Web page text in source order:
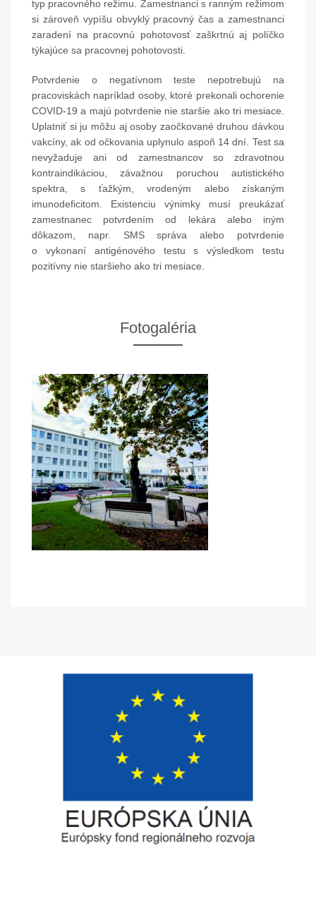
typ pracovného režimu. Zamestnanci s ranným režimom
si zároveň vypíšu obvyklý pracovný čas a zamestnanci
zaradení na pracovnú pohotovosť zaškrtnú aj políčko
týkajúce sa pracovnej pohotovosti.
Potvrdenie o negatívnom teste nepotrebujú na
pracoviskách napríklad osoby, ktoré prekonali ochorenie
COVID-19 a majú potvrdenie nie staršie ako tri mesiace.
Uplatniť si ju môžu aj osoby zaočkované druhou dávkou
vakcíny, ak od očkovania uplynulo aspoň 14 dní. Test sa
nevyžaduje ani od zamestnancov so zdravotnou
kontraindikáciou, závažnou poruchou autistického
spektra, s ťažkým, vrodeným alebo získaným
imunodeficitom. Existenciu výnimky musí preukázať
zamestnanec potvrdením od lekára alebo iným
dôkazom, napr. SMS správa alebo potvrdenie
o vykonaní antigénového testu s výsledkom testu
pozitívny nie staršieho ako tri mesiace.
Fotogaléria